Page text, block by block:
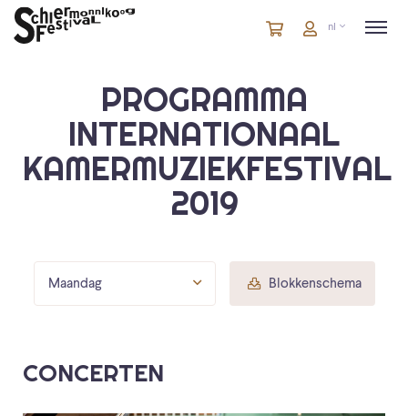
Winkelmandje
artikelen
Account
nl
PROGRAMMA
INTERNATIONAAL
KAMERMUZIEKFESTIVAL
2019
Maandag Blokkenschema
CONCERTEN